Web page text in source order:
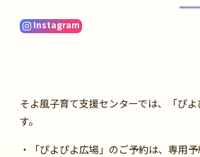
Instagram
そよ風子育て支援センターでは、「ぴ
す。
・「ぴよぴよ広場」のご予約は、専用